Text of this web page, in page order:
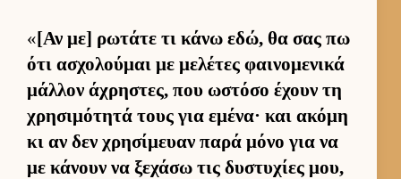
«[Αν με] ρωτάτε τι κάνω εδώ, θα σας πω
ότι ασχολού­μαι με μελέτες φαι­νομενικά
μάλ­λον άχρηστες, που ωστόσο έχουν τη
χρησιμότητά τους για εμένα· και ακόμη
κι αν δεν χρησίμευαν παρά μόνο για να
με κάνουν να ξεχάσω τις δυστυχίες μου,